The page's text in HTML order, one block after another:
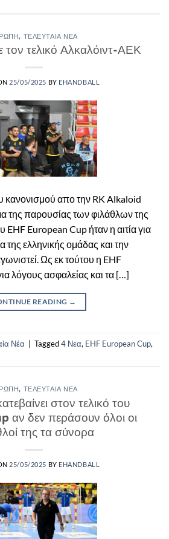
, ΤΕΛΕΥΤΑΊΑ ΝΈΑ
τον τελικό Αλκαλόιντ-ΑΕΚ
25/05/2025 BY EHANDBALL
κανονισμού απο την RK Alkaloid
της παρουσίας των φιλάθλων της
EHF European Cup ήταν η αιτία για
της ελληνικής ομάδας και την
Ως εκ τούτου η EHF
λόγους ασφαλείας και τα […]
READING →
Νέα | Tagged4 Νεα, EHF European Cup,
, ΤΕΛΕΥΤΑΊΑ ΝΈΑ
στον τελικό του
αν δεν περάσουν όλοι οι
της τα σύνορα
25/05/2025 BY EHANDBALL